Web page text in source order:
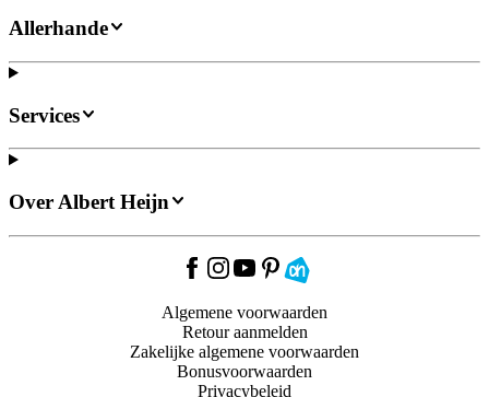
Allerhande
Services
Over Albert Heijn
Algemene voorwaarden
Retour aanmelden
Zakelijke algemene voorwaarden
Bonusvoorwaarden
Privacybeleid